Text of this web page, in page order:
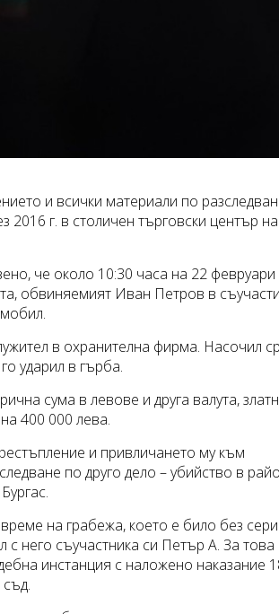
и всички материали по
г. в столичен търговски център на
че около 10:30 часа на 22 февруари
обвиняемият Иван Петров в
в охранителна фирма. Насочил
ударил в гърба.
сума в левове и друга валута,
400 000 лева.
и привличането му към
по друго дело – убийство в
на грабежа, което е било без
него съучастника си Петър А. За това
инстанция с наложено наказание